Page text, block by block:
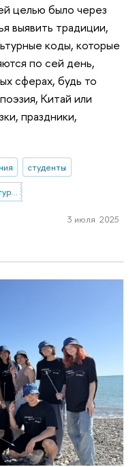
целью было через
выявить традиции,
коды, которые
по сей день,
сферах, будь то
Китай или
праздники,
студенты
Магистерская программа «Литературное мастерство»
3 июля 2025